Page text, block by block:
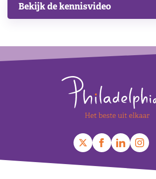
Bekijk de kennisvideo